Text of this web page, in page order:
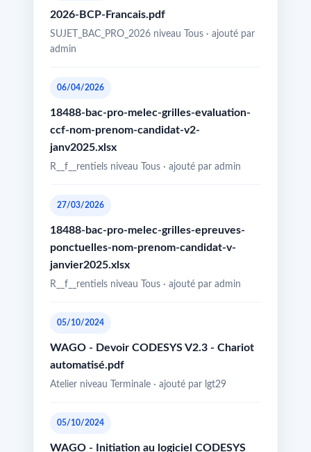
2026-BCP-Francais.pdf
SUJET_BAC_PRO_2026 niveau Tous · ajouté par
admin
06/04/2026
18488-bac-pro-melec-grilles-evaluation-
ccf-nom-prenom-candidat-v2-
janv2025.xlsx
R__f__rentiels niveau Tous · ajouté par admin
27/03/2026
18488-bac-pro-melec-grilles-epreuves-
ponctuelles-nom-prenom-candidat-v-
janvier2025.xlsx
R__f__rentiels niveau Tous · ajouté par admin
05/10/2024
WAGO - Devoir CODESYS V2.3 - Chariot
automatisé.pdf
Atelier niveau Terminale · ajouté par lgt29
05/10/2024
WAGO - Initiation au logiciel CODESYS